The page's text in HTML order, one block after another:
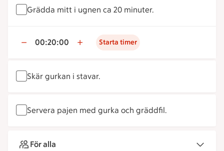
Grädda mitt i ugnen ca 20 minuter.
00:20:00 Starta timer
Skär gurkan i stavar.
Servera pajen med gurka och gräddfil.
För alla